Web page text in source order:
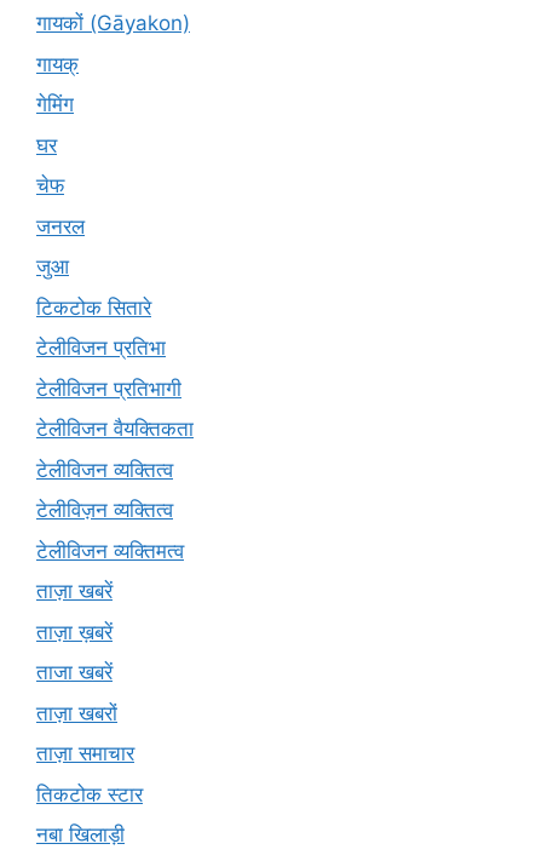
गायकों (Gāyakon)
गायक्
गेमिंग
घर
चेफ
जनरल
जुआ
टिकटोक सितारे
टेलीविजन प्रतिभा
टेलीविजन प्रतिभागी
टेलीविजन वैयक्तिकता
टेलीविजन व्यक्तित्व
टेलीविज़न व्यक्तित्व
टेलीविजन व्यक्तिमत्व
ताज़ा खबरें
ताज़ा ख़बरें
ताजा खबरें
ताज़ा खबरों
ताज़ा समाचार
तिकटोक स्टार
नबा खिलाड़ी